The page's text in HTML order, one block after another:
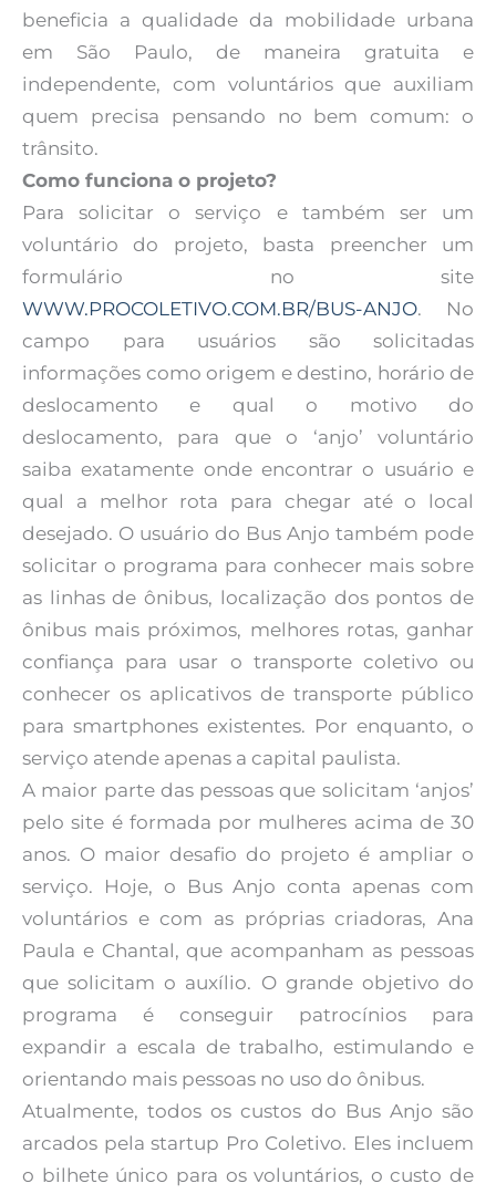
beneficia a qualidade da mobilidade urbana
em São Paulo, de maneira gratuita e
independente, com voluntários que auxiliam
quem precisa pensando no bem comum: o
trânsito.
Como funciona o projeto?
Para solicitar o serviço e também ser um
voluntário do projeto, basta preencher um
formulário no site
WWW.PROCOLETIVO.COM.BR/BUS-ANJO. No
campo para usuários são solicitadas
informações como origem e destino, horário de
deslocamento e qual o motivo do
deslocamento, para que o ‘anjo’ voluntário
saiba exatamente onde encontrar o usuário e
qual a melhor rota para chegar até o local
desejado. O usuário do Bus Anjo também pode
solicitar o programa para conhecer mais sobre
as linhas de ônibus, localização dos pontos de
ônibus mais próximos, melhores rotas, ganhar
confiança para usar o transporte coletivo ou
conhecer os aplicativos de transporte público
para smartphones existentes. Por enquanto, o
serviço atende apenas a capital paulista.
A maior parte das pessoas que solicitam ‘anjos’
pelo site é formada por mulheres acima de 30
anos. O maior desafio do projeto é ampliar o
serviço. Hoje, o Bus Anjo conta apenas com
voluntários e com as próprias criadoras, Ana
Paula e Chantal, que acompanham as pessoas
que solicitam o auxílio. O grande objetivo do
programa é conseguir patrocínios para
expandir a escala de trabalho, estimulando e
orientando mais pessoas no uso do ônibus.
Atualmente, todos os custos do Bus Anjo são
arcados pela startup Pro Coletivo. Eles incluem
o bilhete único para os voluntários, o custo de